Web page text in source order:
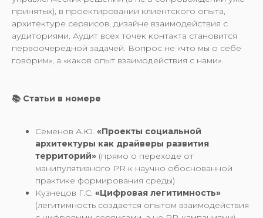
принятых), в проектировании клиентского опыта,
архитектуре сервисов, дизайне взаимодействия с
аудиториями. Аудит всех точек контакта становится
первоочередной задачей. Вопрос не «что мы о себе
говорим», а «каков опыт взаимодействия с нами».
📚 Статьи в номере
Семенов А.Ю. «Проекты социальной
архитектуры как драйверы развития
территорий» (прямо о переходе от
манипулятивного PR к научно обоснованной
практике формирования среды)
Кузнецов Г.С. «Цифровая легитимность»
(легитимность создается опытом взаимодействия